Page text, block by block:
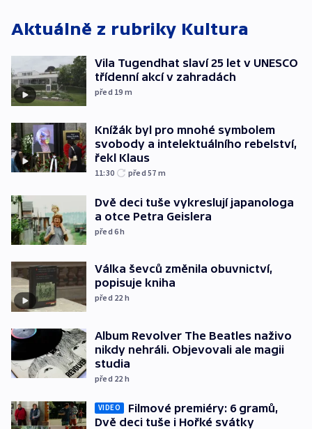
Aktuálně z rubriky Kultura
Vila Tugendhat slaví 25 let v UNESCO
třídenní akcí v zahradách
před 19 m
Knížák byl pro mnohé symbolem
svobody a intelektuálního rebelství,
řekl Klaus
11:30 před 57 m
Dvě deci tuše vykreslují japanologa
a otce Petra Geislera
před 6h
Válka ševců změnila obuvnictví,
popisuje kniha
před 22 h
Album Revolver The Beatles naživo
nikdy nehráli. Objevovali ale magii
studia
před 22 h
VIDEO
Filmové premiéry: 6 gramů,
Dvě deci tuše i Hořké svátky